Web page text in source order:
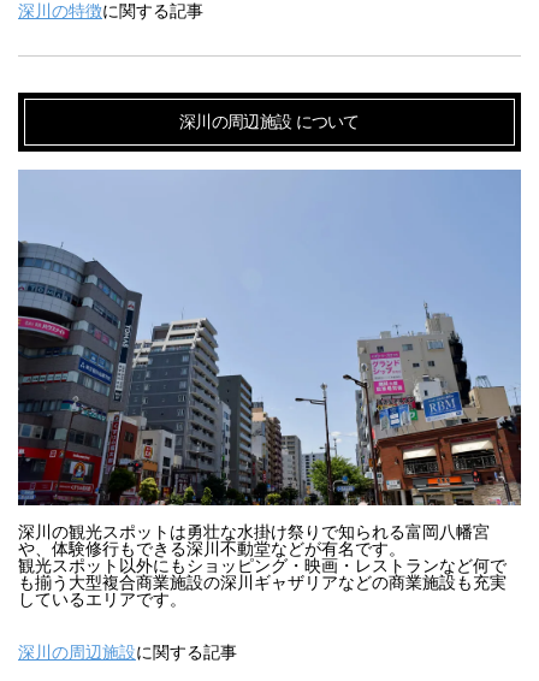
深川の特徴に関する記事
深川の周辺施設 について
深川の観光スポットは勇壮な水掛け祭りで知られる富岡八幡宮
や、体験修行もできる深川不動堂などが有名です。
観光スポット以外にもショッピング・映画・レストランなど何で
も揃う大型複合商業施設の深川ギャザリアなどの商業施設も充実
しているエリアです。
深川の周辺施設に関する記事